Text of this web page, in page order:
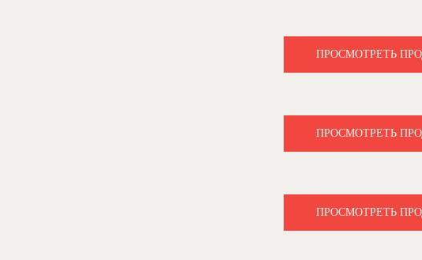
ПРОСМОТРЕТЬ
ПРОСМОТРЕТЬ
ПРОСМОТРЕТЬ